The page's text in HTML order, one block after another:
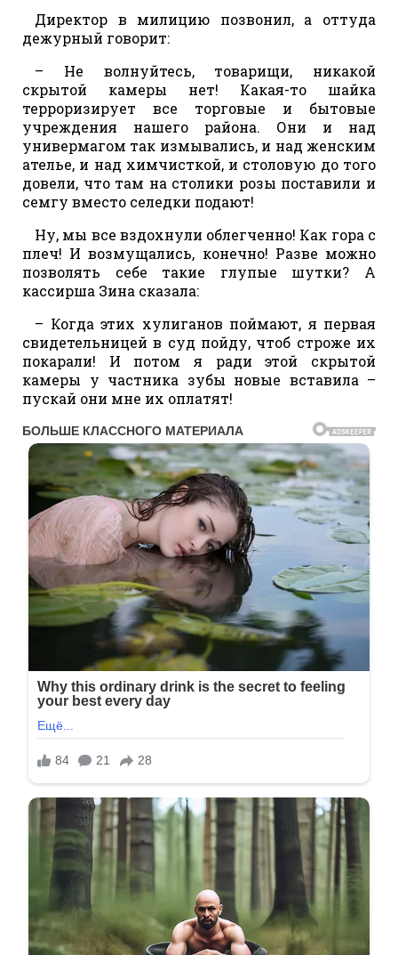
Директор в милицию позвонил, а оттуда
дежурный говорит:
– Не волнуйтесь, товарищи, никакой
скрытой камеры нет! Какая-то шайка
терроризирует все торговые и бытовые
учреждения нашего района. Они и над
универмагом так измывались, и над женским
ателье, и над химчисткой, и столовую до того
довели, что там на столики розы поставили и
семгу вместо селедки подают!
Ну, мы все вздохнули облегченно! Как гора с
плеч! И возмущались, конечно! Разве можно
позволять себе такие глупые шутки? А
кассирша Зина сказала:
– Когда этих хулиганов поймают, я первая
свидетельницей в суд пойду, чтоб строже их
покарали! И потом я ради этой скрытой
камеры у частника зубы новые вставила –
пускай они мне их оплатят!